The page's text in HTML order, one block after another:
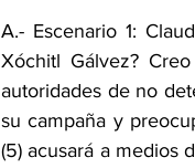
A.- Escenario 1:
Xóchitl Gálvez?
autoridades de no
su campaña y
(5) acusará a medios